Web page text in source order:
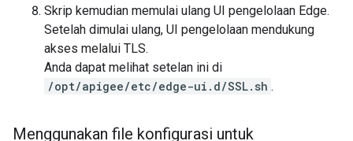
Skrip kemudian memulai ulang UI pengelolaan Edge.
Setelah dimulai ulang, UI pengelolaan mendukung
akses melalui TLS.
Anda dapat melihat setelan ini di
/opt/apigee/etc/edge-ui.d/SSL.sh .
Menggunakan file konfigurasi untuk